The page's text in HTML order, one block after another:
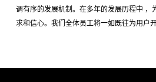
调有序的发展机制。在多年的发展历程中
求和信心。我们全体员工将一如既往为用户